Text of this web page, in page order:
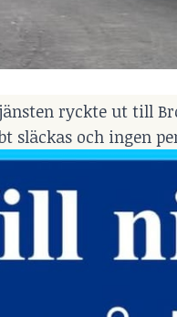
ryckte ut till
släckas och ingen